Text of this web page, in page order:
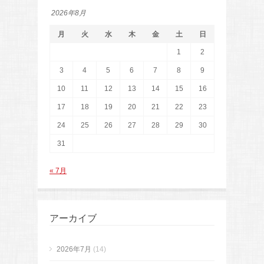
2026年8月
月 火 水 木 金 土 日
1 2
3 4 5 6 7 8 9
10 11 12 13 14 15 16
17 18 19 20 21 22 23
24 25 26 27 28 29 30
31
« 7月
アーカイブ
2026年7月 (14)